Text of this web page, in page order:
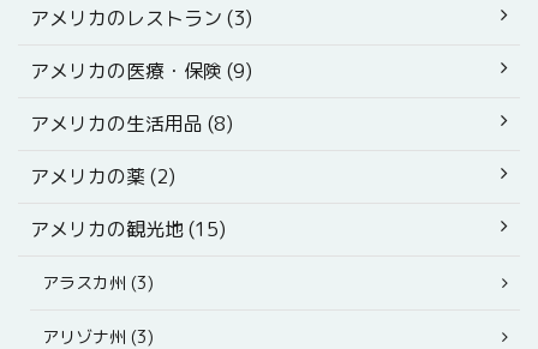
アメリカのレストラン (3)
アメリカの医療・保険 (9)
アメリカの生活用品 (8)
アメリカの薬 (2)
アメリカの観光地 (15)
アラスカ州 (3)
アリゾナ州 (3)